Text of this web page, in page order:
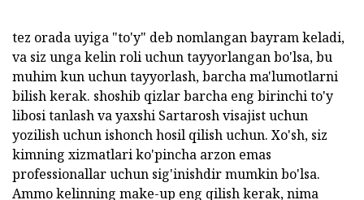
tez orada uyiga "to'y" deb nomlangan bayram keladi,
va siz unga kelin roli uchun tayyorlangan bo'lsa, bu
muhim kun uchun tayyorlash, barcha ma'lumotlarni
bilish kerak. shoshib qizlar barcha eng birinchi to'y
libosi tanlash va yaxshi Sartarosh visajist uchun
yozilish uchun ishonch hosil qilish uchun. Xo'sh, siz
kimning xizmatlari ko'pincha arzon emas
professionallar uchun sig'inishdir mumkin bo'lsa.
Ammo kelinning make-up eng qilish kerak, nima